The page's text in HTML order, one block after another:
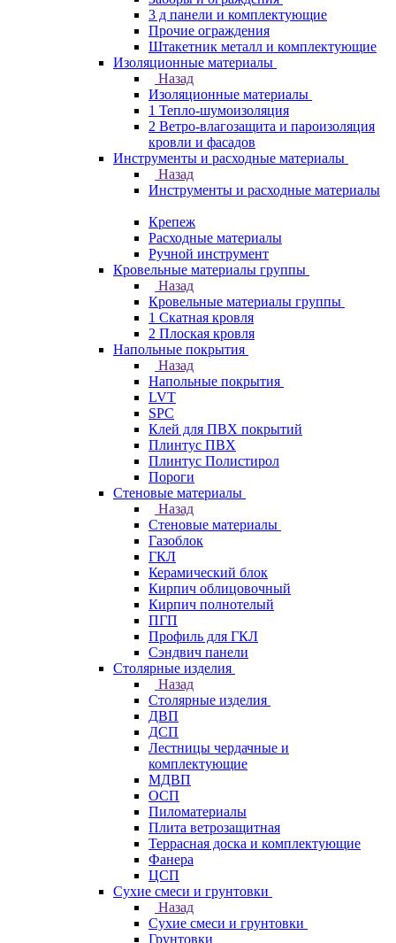
3 д панели и комплектующие
Прочие ограждения
Штакетник металл и комплектующие
Изоляционные материалы
Назад
Изоляционные материалы
1 Тепло-шумоизоляция
2 Ветро-влагозащита и пароизоляция
кровли и фасадов
Инструменты и расходные материалы
Назад
Инструменты и расходные материалы
Крепеж
Расходные материалы
Ручной инструмент
Кровельные материалы группы
Назад
Кровельные материалы группы
1 Скатная кровля
2 Плоская кровля
Напольные покрытия
Назад
Напольные покрытия
LVT
SPC
Клей для ПВХ покрытий
Плинтус ПВХ
Плинтус Полистирол
Пороги
Стеновые материалы
Назад
Стеновые материалы
Газоблок
ГКЛ
Керамический блок
Кирпич облицовочный
Кирпич полнотелый
ПГП
Профиль для ГКЛ
Сэндвич панели
Столярные изделия
Назад
Столярные изделия
ДВП
ДСП
Лестницы чердачные и
комплектующие
МДВП
ОСП
Пиломатериалы
Плита ветрозащитная
Террасная доска и комплектующие
Фанера
ЦСП
Сухие смеси и грунтовки
Назад
Сухие смеси и грунтовки
Грунтовки